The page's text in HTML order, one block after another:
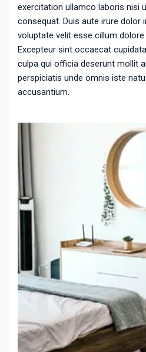
exercitation ullamco laboris nisi
consequat. Duis aute irure dolor
voluptate velit esse cillum
Excepteur sint occaecat
culpa qui officia deserunt mollit
perspiciatis unde omnis iste
accusantium.